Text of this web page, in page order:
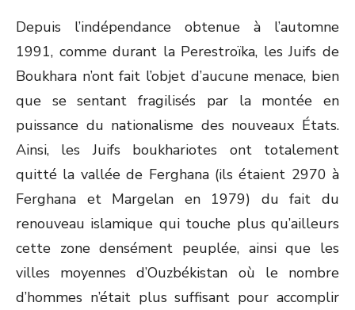
Depuis l’indépendance obtenue à l’automne
1991, comme durant la Perestroïka, les Juifs de
Boukhara n’ont fait l’objet d’aucune menace, bien
que se sentant fragilisés par la montée en
puissance du nationalisme des nouveaux États.
Ainsi, les Juifs boukhariotes ont totalement
quitté la vallée de Ferghana (ils étaient 2970 à
Ferghana et Margelan en 1979) du fait du
renouveau islamique qui touche plus qu’ailleurs
cette zone densément peuplée, ainsi que les
villes moyennes d’Ouzbékistan où le nombre
d’hommes n’était plus suffisant pour accomplir